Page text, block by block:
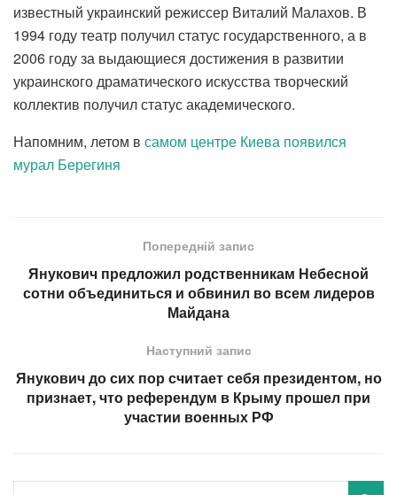
известный украинский режиссер Виталий Малахов. В
1994 году театр получил статус государственного, а в
2006 году за выдающиеся достижения в развитии
украинского драматического искусства творческий
коллектив получил статус академического.
Напомним, летом в самом центре Киева появился
мурал Берегиня
Попередній запис
Янукович предложил родственникам Небесной
сотни объединиться и обвинил во всем лидеров
Майдана
Наступний запис
Янукович до сих пор считает себя президентом, но
признает, что референдум в Крыму прошел при
участии военных РФ